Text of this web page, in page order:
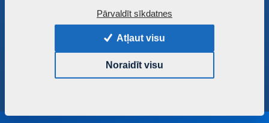
1992
Pirmssējas augsnes apstrādes iekārtu
ražošanas uzsākšana.
Pārvaldīt sīkdatnes
Atļaut visu
Noraidīt visu